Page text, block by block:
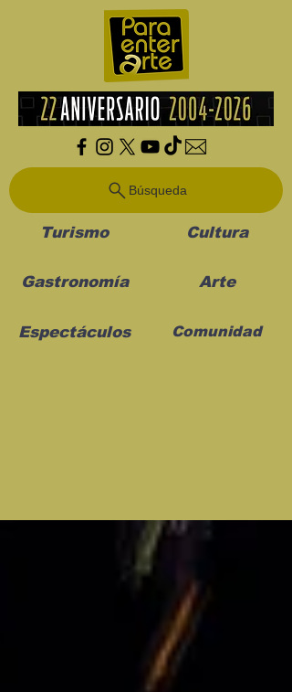
Búsqueda
Turismo Cultura
Gastronomía Arte
Espectáculos Comunidad